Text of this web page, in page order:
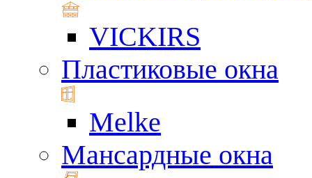
VICKIRS
Пластиковые окна
Melke
Мансардные окна